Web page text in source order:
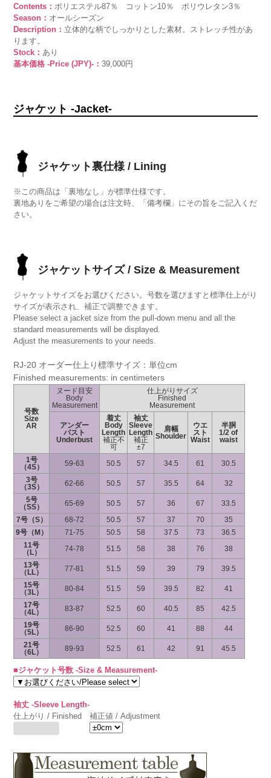
Contents：ポリエステル87％ コットン10％ ポリウレタン3％
Season： オールシーズン
Description： 立体的な柄でしっかりとした素材。ストレッチ性があ
ります。
Stock：あり
基本価格 -Price (JPY)-：39,000円
ジャケット -Jacket-
ジャケット裏仕様 / Lining
※この商品は「裏地なし」が標準仕様です。
裏地ありをご希望の場合は注文時、「備考欄」にその旨をご記入くだ
さい。
ジャケットサイズ / Size & Measurement
ジャケットサイズをお選びください。号数を選びますと標準仕上がり
サイズが表示され、補正で調整できます。
Please select a jacket size from the pull-down menu and all the
standard measurements will be displayed.
Adjust the measurements to your needs.
RJ-20 オーダー仕上り標準サイズ：単位cm
Finished measurements: in centimeters
号数
Size
AR
ヌード目安
Body
Measurement
仕上がりサイズ
Finished
Measurement
アンダー
バスト
Underbust
着丈
Body
Length
補正不
可
袖丈
Sleeve
Length
補正
±7
肩幅
Shoulder
ウエ
スト
Waist
半胴
1/2 of
waist
1号
（4S）
59-63 50.5 57 34.5 61
30.5
3号
（3S）
62-66 50.5 57 35.5 64
32
5号
（SS）
65-69 50.5 57 36 67
33.5
7号（S）
68-72 50.5 57 37 70
35
9号（M）
71-75 50.5 58 37.5 73
36.5
11号
（L）
74-78 51.5 58 38 76
38
13号
（LL）
77-81 51.5 59 39 79
39.5
15号
（3L）
80-84 51.5 59 39.5 82
41
17号
（4L）
83-87 52.5 60 40.5 85
42.5
19号
（5L）
86-90 52.5 60 41 88
44
21号
（6L）
89-93 52.5 61 42 91 45.5
■ジャケット号数 -Size & Measurement-
袖丈 -Sleeve Length-
仕上がり / Finished
補正値 / Adjustment